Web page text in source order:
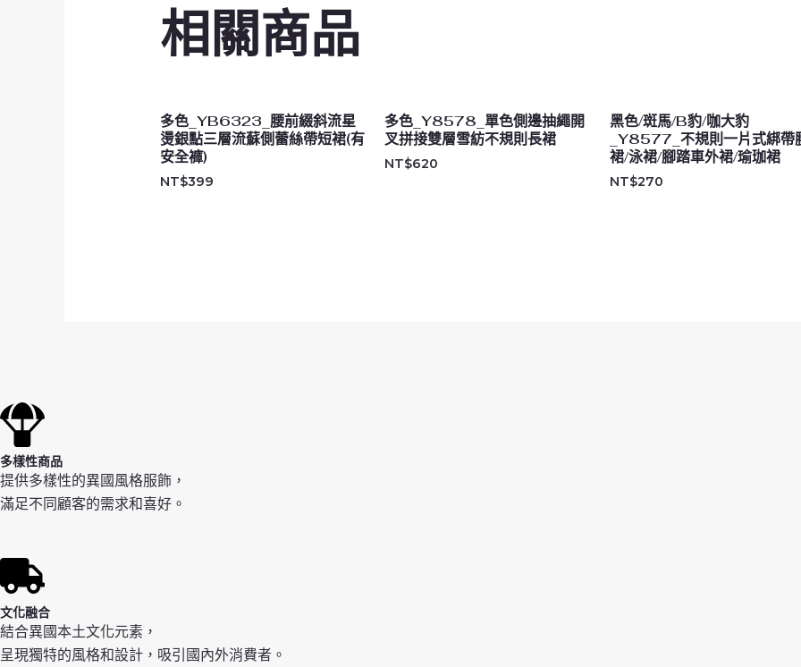
相關商品
多色_YB6323_腰前綴斜流星
燙銀點三層流蘇側蕾絲帶短裙(有
安全褲)
NT$399
多色_Y8578_單色側邊抽繩開
叉拼接雙層雪紡不規則長裙
NT$620
黑色/斑馬/B豹/咖大豹
_Y8577_不規則一片式綁帶
裙/泳裙/腳踏車外裙/瑜珈裙
NT$270
多樣性商品
提供多樣性的異國風格服飾，
滿足不同顧客的需求和喜好。
文化融合
結合異國本土文化元素，
呈現獨特的風格和設計，吸引國內外消費者。